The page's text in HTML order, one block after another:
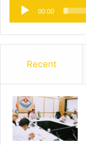
00:00
Recent